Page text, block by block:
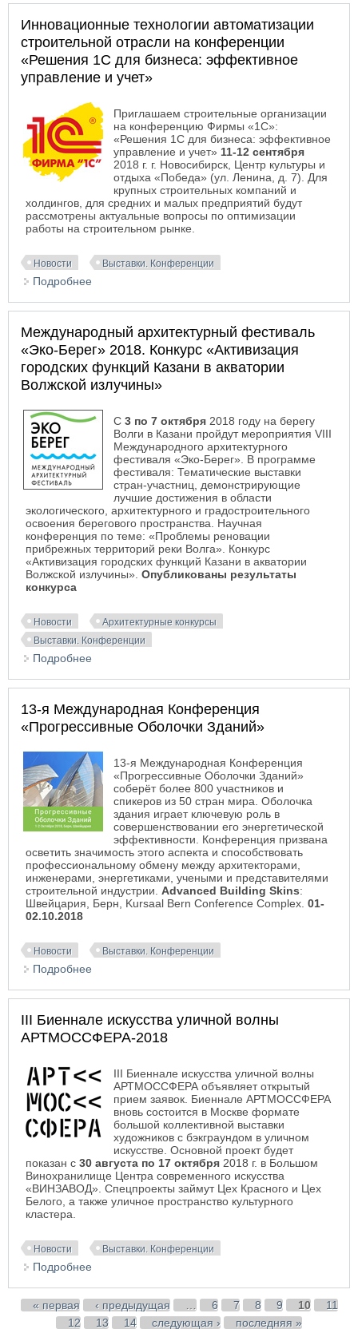
Инновационные технологии автоматизации
строительной отрасли на конференции
«Решения 1С для бизнеса: эффективное
управление и учет»
Приглашаем строительные организации
на конференцию Фирмы «1С»:
«Решения 1С для бизнеса: эффективное
управление и учет» 11-12 сентября
2018 г. г. Новосибирск, Центр культуры и
отдыха «Победа» (ул. Ленина, д. 7). Для
крупных строительных компаний и
холдингов, для средних и малых предприятий будут
рассмотрены актуальные вопросы по оптимизации
работы на строительном рынке.
Новости Выставки. Конференции
Подробнее
учет»
Международный архитектурный фестиваль
«Эко-Берег» 2018. Конкурс «Активизация
городских функций Казани в акватории
Волжской излучины»
С 3 по 7 октября 2018 году на берегу
Волги в Казани пройдут мероприятия VIII
Международного архитектурного
фестиваля «Эко-Берег». В программе
фестиваля: Тематические выставки
стран-участниц, демонстрирующие
лучшие достижения в области
экологического, архитектурного и градостроительного
освоения берегового пространства. Научная
конференция по теме: «Проблемы реновации
прибрежных территорий реки Волга». Конкурс
«Активизация городских функций Казани в акватории
Волжской излучины». Опубликованы результаты
конкурса
Новости
Архитектурные конкурсы
Выставки. Конференции
Подробнее
излучины»
13-я Международная Конференция
«Прогрессивные Оболочки Зданий»
13-я Международная Конференция
«Прогрессивные Оболочки Зданий»
соберёт более 800 участников и
спикеров из 50 стран мира. Оболочка
здания играет ключевую роль в
совершенствовании его энергетической
эффективности. Конференция призвана
осветить значимость этого аспекта и способствовать
профессиональному обмену между архитекторами,
инженерами, энергетиками, учеными и представителями
строительной индустрии. Advanced Building Skins:
Швейцария, Берн, Kursaal Bern Сonference Сomplex. 01-
02.10.2018
Новости Выставки. Конференции
Подробнее
III Биеннале искусства уличной волны
АРТМОССФЕРА-2018
III Биеннале искусства уличной волны
АРТМОССФЕРА объявляет открытый
прием заявок. Биеннале АРТМОССФЕРА
вновь состоится в Москве формате
большой коллективной выставки
художников с бэкграундом в уличном
искусстве. Основной проект будет
показан с 30 августа по 17 октября 2018 г. в Большом
Винохранилище Центра современного искусства
«ВИНЗАВОД». Спецпроекты займут Цех Красного и Цех
Белого, а также уличное пространство культурного
кластера.
Новости Выставки. Конференции
Подробнее
Страницы
« первая ‹ предыдущая 6 7 8 9 10
11
12
13 14 следующая › последняя »